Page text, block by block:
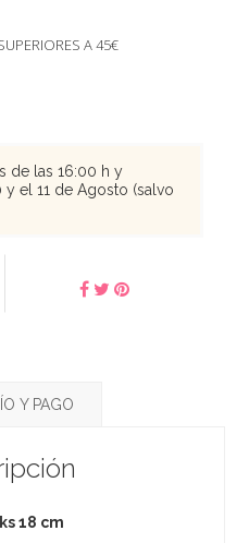
A 45€
de las 16:00 h y
el 11 de Agosto (salvo
Y PAGO
18 cm